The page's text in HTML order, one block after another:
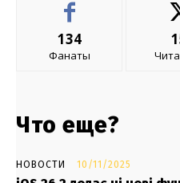
134
Фанаты
Что еще?
НОВОСТИ 10/11/2025